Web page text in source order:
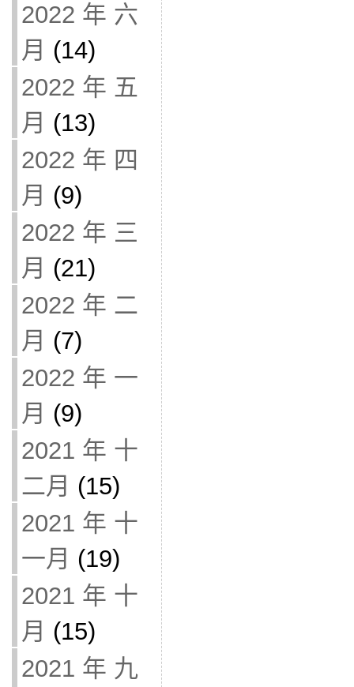
2022 年 六
月 (14)
2022 年 五
月 (13)
2022 年 四
月 (9)
2022 年 三
月 (21)
2022 年 二
月 (7)
2022 年 一
月 (9)
2021 年 十
二月 (15)
2021 年 十
一月 (19)
2021 年 十
月 (15)
2021 年 九